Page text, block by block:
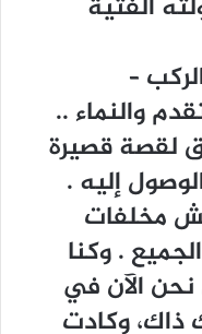
ﺍﻟﻔﺘﻴﺔ
–
ﻭﺍﻟﻨﻤﺎﺀ ..
ﻟﻘﺼﺔ ﻗﺼﻴﺮﺓ
ﺇﻟﻴﻪ .
ﻳﻌﻴﺶ ﻣﺨﻠﻔﺎﺕ
ﺍﻟﺠﻤﻴﻊ . ﻭﻛﻨﺎ
ﻧﺤﻦ ﺍﻵﻥ ﻓﻲ
ﺫﺍﻙ، ﻭﻛﺎﺩﺕ